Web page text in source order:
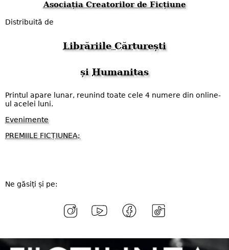
Asociația Creatorilor de Ficțiune
Distribuită de
Librăriile Cărturești
șiHumanitas
Printul apare lunar, reunind toate cele 4 numere din online-
ul acelei luni.
Evenimente
PREMIILE FICȚIUNEA;
Ne găsiți și pe: